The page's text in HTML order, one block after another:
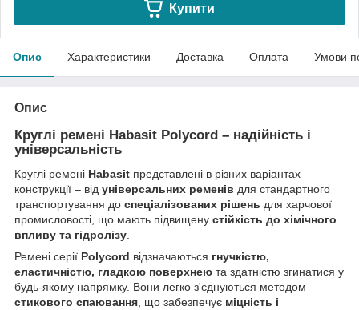
Купити
Опис Характеристики Доставка Оплата Умови
Опис
Круглі ремені Habasit Polycord – надійність і
універсальність
Круглі ремені Habasit представлені в різних варіантах
конструкції – від універсальних ременів для стандартного
транспортування до спеціалізованих рішень для харчової
промисловості, що мають підвищену стійкість до хімічного
впливу та гідролізу
Ремені серії Polycord відзначаються гнучкістю,
еластичністю, гладкою поверхнею та здатністю згинатися у
будь-якому напрямку. Вони легко з'єднуються методом
стикового спаювання , що забезпечує міцність і